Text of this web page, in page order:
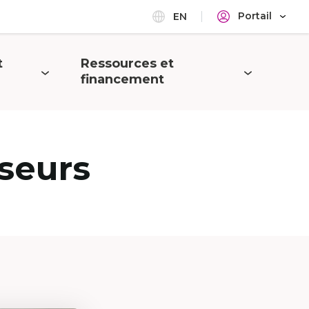
EN Portail
Ouvrir
Ressources et
financement